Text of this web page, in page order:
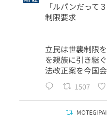
「ルパンだっ
制限要求
立民は世襲制限
を親族に引き継
法改正案を今国
1507